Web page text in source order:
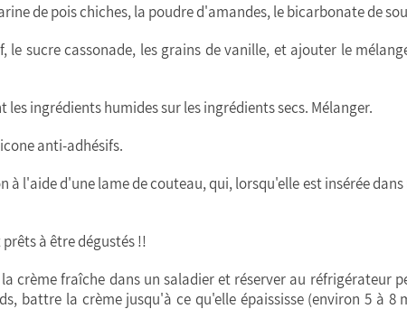
de pois chiches, la poudre d'amandes, le bicarbonate de
le sucre cassonade, les grains de vanille, et ajouter le
les ingrédients humides sur les ingrédients secs. Mélanger.
anti-adhésifs.
à l'aide d'une lame de couteau, qui, lorsqu'elle est insérée
à être dégustés !!
crème fraîche dans un saladier et réserver au réfrigérateur
battre la crème jusqu'à ce qu'elle épaississe (environ 5 à 8